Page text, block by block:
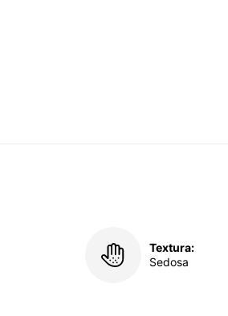
Textura:
Sedosa